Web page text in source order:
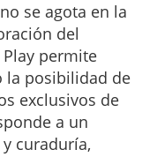
se agota en la
del
permite
la posibilidad de
exclusivos de
a un
curaduría,